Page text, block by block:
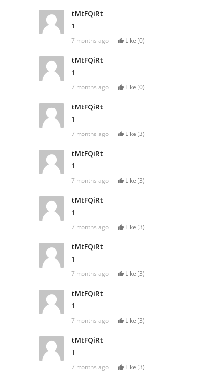
tMtFQiRt
1
7 months ago Like (0)
tMtFQiRt
1
7 months ago Like (0)
tMtFQiRt
1
7 months ago Like (3)
tMtFQiRt
1
7 months ago Like (3)
tMtFQiRt
1
7 months ago Like (3)
tMtFQiRt
1
7 months ago Like (3)
tMtFQiRt
1
7 months ago Like (3)
tMtFQiRt
1
7 months ago Like (3)